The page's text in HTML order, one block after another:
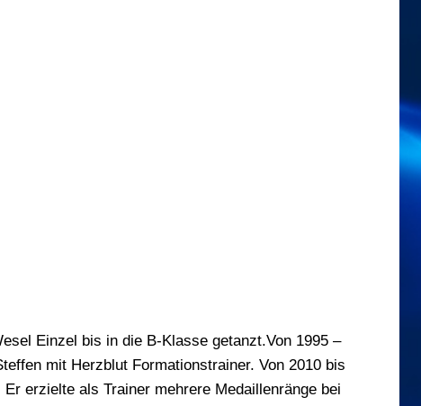
Einzel bis in die B-Klasse getanzt.Von 1995 –
mit Herzblut Formationstrainer. Von 2010 bis
erzielte als Trainer mehrere Medaillenränge bei